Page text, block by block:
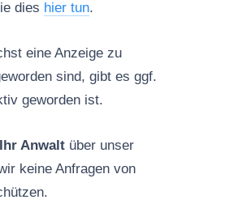
dies hier tun.
eine Anzeige zu
sind, gibt es ggf.
geworden ist.
Anwalt über unser
keine Anfragen von